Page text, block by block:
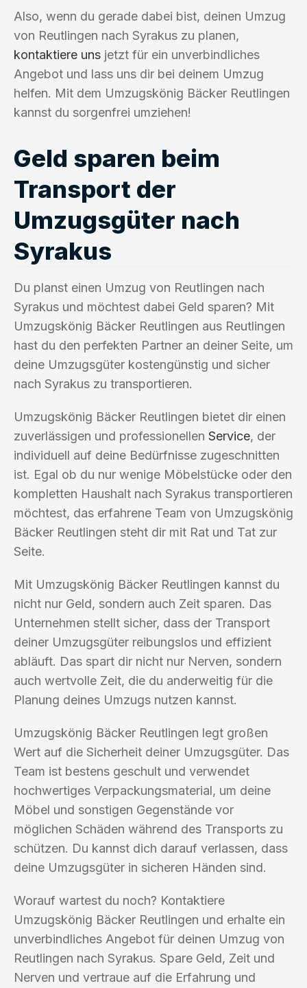
Also, wenn du gerade dabei bist, deinen Umzug
von Reutlingen nach Syrakus zu planen,
kontaktiere uns jetzt für ein unverbindliches
Angebot und lass uns dir bei deinem Umzug
helfen. Mit dem Umzugskönig Bäcker Reutlingen
kannst du sorgenfrei umziehen!
Geld sparen beim
Transport der
Umzugsgüter nach
Syrakus
Du planst einen Umzug von Reutlingen nach
Syrakus und möchtest dabei Geld sparen? Mit
Umzugskönig Bäcker Reutlingen aus Reutlingen
hast du den perfekten Partner an deiner Seite, um
deine Umzugsgüter kostengünstig und sicher
nach Syrakus zu transportieren.
Umzugskönig Bäcker Reutlingen bietet dir einen
zuverlässigen und professionellen Service, der
individuell auf deine Bedürfnisse zugeschnitten
ist. Egal ob du nur wenige Möbelstücke oder den
kompletten Haushalt nach Syrakus transportieren
möchtest, das erfahrene Team von Umzugskönig
Bäcker Reutlingen steht dir mit Rat und Tat zur
Seite.
Mit Umzugskönig Bäcker Reutlingen kannst du
nicht nur Geld, sondern auch Zeit sparen. Das
Unternehmen stellt sicher, dass der Transport
deiner Umzugsgüter reibungslos und effizient
abläuft. Das spart dir nicht nur Nerven, sondern
auch wertvolle Zeit, die du anderweitig für die
Planung deines Umzugs nutzen kannst.
Umzugskönig Bäcker Reutlingen legt großen
Wert auf die Sicherheit deiner Umzugsgüter. Das
Team ist bestens geschult und verwendet
hochwertiges Verpackungsmaterial, um deine
Möbel und sonstigen Gegenstände vor
möglichen Schäden während des Transports zu
schützen. Du kannst dich darauf verlassen, dass
deine Umzugsgüter in sicheren Händen sind.
Worauf wartest du noch? Kontaktiere
Umzugskönig Bäcker Reutlingen und erhalte ein
unverbindliches Angebot für deinen Umzug von
Reutlingen nach Syrakus. Spare Geld, Zeit und
Nerven und vertraue auf die Erfahrung und